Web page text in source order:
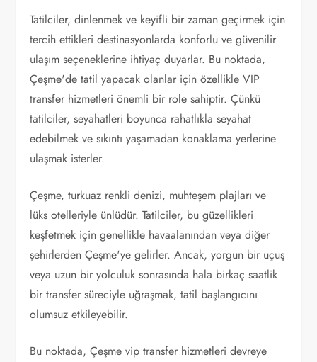
Tatilciler, dinlenmek ve keyifli bir zaman geçirmek için
tercih ettikleri destinasyonlarda konforlu ve güvenilir
ulaşım seçeneklerine ihtiyaç duyarlar. Bu noktada,
Çeşme'de tatil yapacak olanlar için özellikle VIP
transfer hizmetleri önemli bir role sahiptir. Çünkü
tatilciler, seyahatleri boyunca rahatlıkla seyahat
edebilmek ve sıkıntı yaşamadan konaklama yerlerine
ulaşmak isterler.
Çeşme, turkuaz renkli denizi, muhteşem plajları ve
lüks otelleriyle ünlüdür. Tatilciler, bu güzellikleri
keşfetmek için genellikle havaalanından veya diğer
şehirlerden Çeşme'ye gelirler. Ancak, yorgun bir uçuş
veya uzun bir yolculuk sonrasında hala birkaç saatlik
bir transfer süreciyle uğraşmak, tatil başlangıcını
olumsuz etkileyebilir.
Bu noktada, Çeşme vip transfer hizmetleri devreye